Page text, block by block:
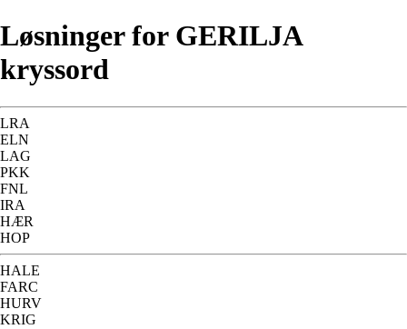
Løsninger for GERILJA
kryssord
LRA
ELN
LAG
PKK
FNL
IRA
HÆR
HOP
HALE
FARC
HURV
KRIG